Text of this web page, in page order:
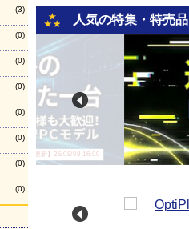
(3)
(0)
(0)
(0)
(0)
(0)
(0)
(0)
人気の特集・特売品
【最終更新】26/08/08 16:00